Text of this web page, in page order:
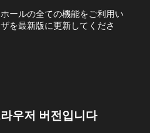
ールの全ての機能をご利用い
を最新版に更新してくださ
우저 버전입니다